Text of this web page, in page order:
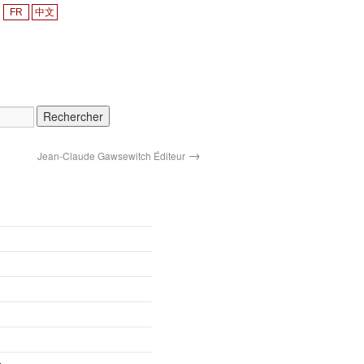
FR 中文
Jean-Claude Gawsewitch Éditeur →